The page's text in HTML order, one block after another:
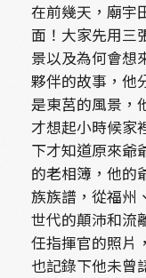
在前幾天，廟宇
面！大家先用三
景以及為何會想
夥伴的故事，他
是東莒的風景，
才想起小時候家
下才知道原來爺
的老相簿，他的
族族譜，從福州
世代的顛沛和流
任指揮官的照片
也記錄下他未曾